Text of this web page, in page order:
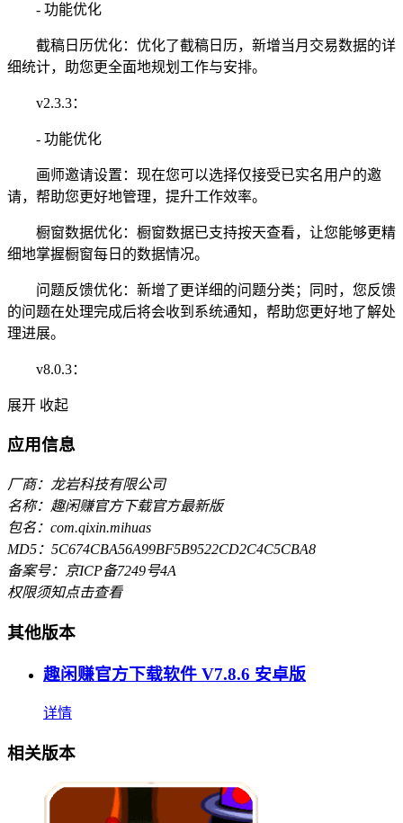
- 功能优化
截稿日历优化：优化了截稿日历，新增当月交易数据的详
细统计，助您更全面地规划工作与安排。
v2.3.3：
- 功能优化
画师邀请设置：现在您可以选择仅接受已实名用户的邀
请，帮助您更好地管理，提升工作效率。
橱窗数据优化：橱窗数据已支持按天查看，让您能够更精
细地掌握橱窗每日的数据情况。
问题反馈优化：新增了更详细的问题分类；同时，您反馈
的问题在处理完成后将会收到系统通知，帮助您更好地了解处
理进展。
v8.0.3：
展开 收起
应用信息
厂商：龙岩科技有限公司
名称：趣闲赚官方下载官方最新版
包名：com.qixin.mihuas
MD5：5C674CBA56A99BF5B9522CD2C4C5CBA8
备案号：京ICP备7249号4A
权限须知点击查看
其他版本
趣闲赚官方下载软件 V7.8.6 安卓版
详情
相关版本